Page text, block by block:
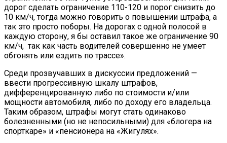
дорог сделать ограничение 110-120 и порог снизить до
10 км/ч, тогда можно говорить о повышении штрафа, а
так это просто поборы. На дорогах с одной полосой в
каждую сторону, я бы оставил такое же ограничение 90
км/ч, так как часть водителей совершенно не умеет
обгонять или ездить по трассе».
Среди прозвучавших в дискуссии предложений —
ввести прогрессивную шкалу штрафов,
дифференцированную либо по стоимости и/или
мощности автомобиля, либо по доходу его владельца.
Таким образом, штрафы могут стать одинаково
болезненными (но не непосильными) для «блогера на
спорткаре» и «пенсионера на «Жигулях».